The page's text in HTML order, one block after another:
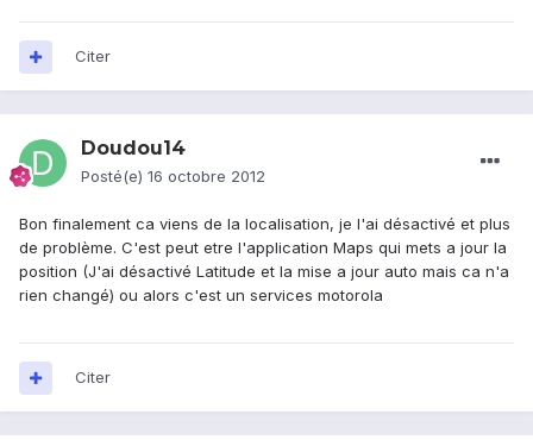
Citer
Doudou14
Posté(e) 16 octobre 2012
Bon finalement ca viens de la localisation, je l'ai désactivé et plus
de problème. C'est peut etre l'application Maps qui mets a jour la
position (J'ai désactivé Latitude et la mise a jour auto mais ca n'a
rien changé) ou alors c'est un services motorola
Citer